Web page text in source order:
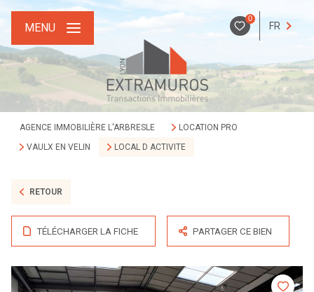
0
FR
MENU
AGENCE IMMOBILIÈRE L'ARBRESLE
LOCATION PRO
VAULX EN VELIN
LOCAL D ACTIVITE
RETOUR
TÉLÉCHARGER LA FICHE PARTAGER CE BIEN